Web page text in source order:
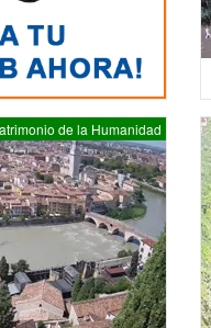
de la Humanidad